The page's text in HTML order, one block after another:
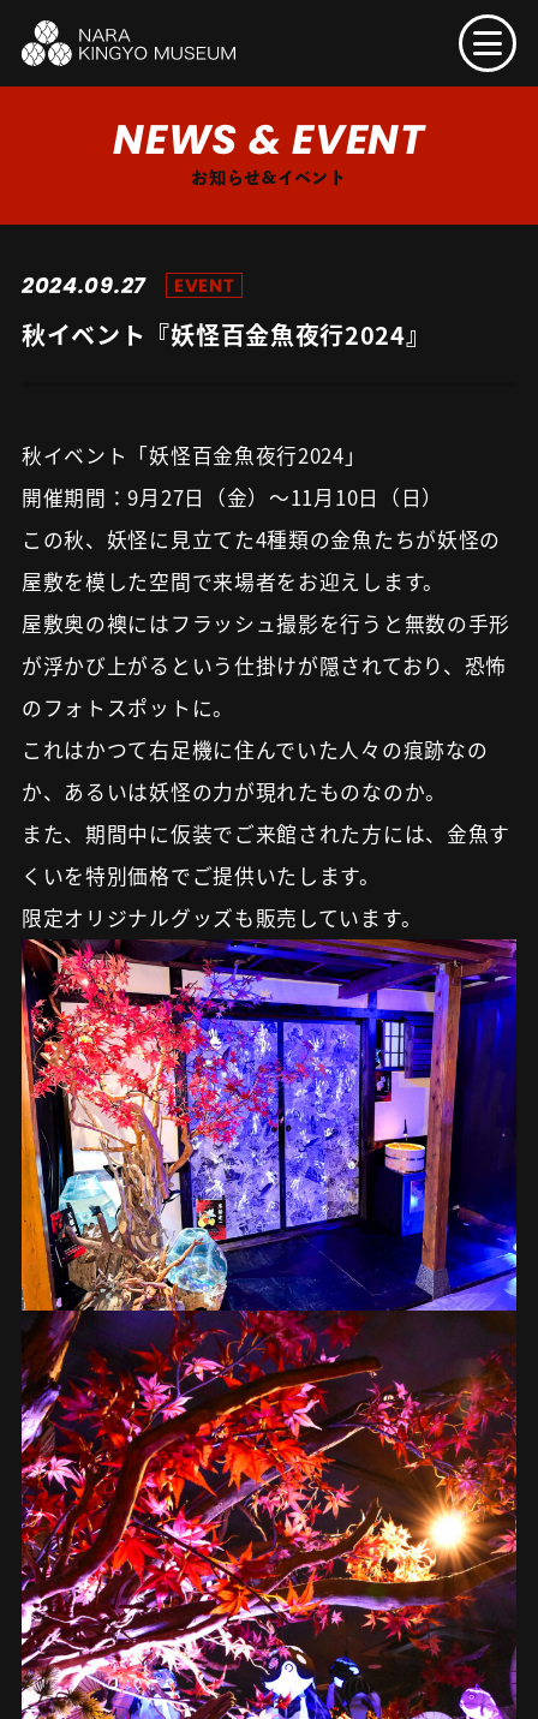
NEWS & EVENT
お知らせ&イベント
2024.09.27 EVENT
秋イベント『妖怪百金魚夜行2024』
秋イベント「妖怪百金魚夜行2024」
開催期間：9月27日（金）〜11月10日（日）
この秋、妖怪に見立てた4種類の金魚たちが妖怪の
屋敷を模した空間で来場者をお迎えします。
屋敷奥の襖にはフラッシュ撮影を行うと無数の手形
が浮かび上がるという仕掛けが隠されており、恐怖
のフォトスポットに。
これはかつて右足機に住んでいた人々の痕跡なの
か、あるいは妖怪の力が現れたものなのか。
また、期間中に仮装でご来館された方には、金魚す
くいを特別価格でご提供いたします。
限定オリジナルグッズも販売しています。